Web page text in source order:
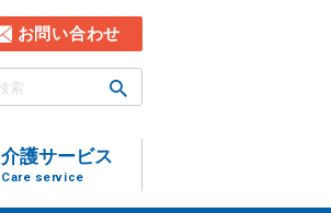
お問い合わせ
介護サービス
Care service